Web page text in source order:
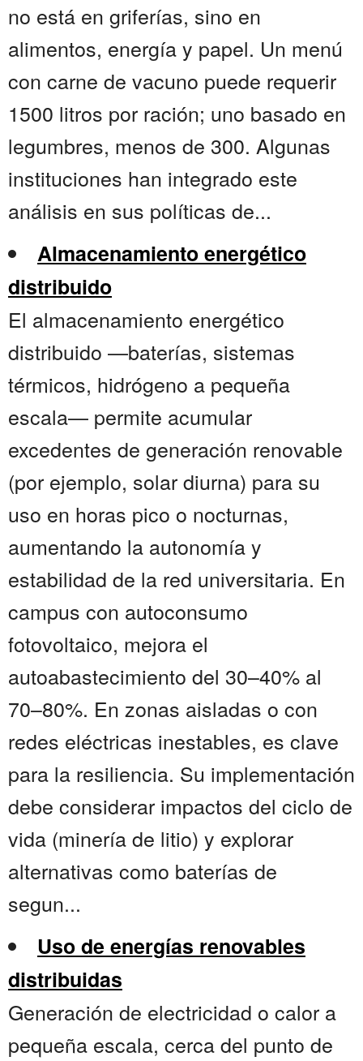
no está en griferías, sino en
alimentos, energía y papel. Un menú
con carne de vacuno puede requerir
1500 litros por ración; uno basado en
legumbres, menos de 300. Algunas
instituciones han integrado este
análisis en sus políticas de...
Almacenamiento energético
distribuido
El almacenamiento energético
distribuido —baterías, sistemas
térmicos, hidrógeno a pequeña
escala— permite acumular
excedentes de generación renovable
(por ejemplo, solar diurna) para su
uso en horas pico o nocturnas,
aumentando la autonomía y
estabilidad de la red universitaria. En
campus con autoconsumo
fotovoltaico, mejora el
autoabastecimiento del 30–40% al
70–80%. En zonas aisladas o con
redes eléctricas inestables, es clave
para la resiliencia. Su implementación
debe considerar impactos del ciclo de
vida (minería de litio) y explorar
alternativas como baterías de
segun...
Uso de energías renovables
distribuidas
Generación de electricidad o calor a
pequeña escala, cerca del punto de